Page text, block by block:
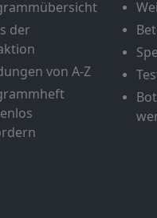
der
von A-Z